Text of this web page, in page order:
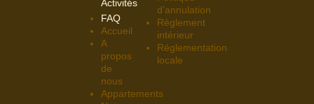
Activités
FAQ
Accueil
A
propos
de
nous
Appartements
d’annulation
Règlement
intérieur
Réglementation
locale